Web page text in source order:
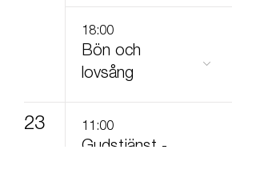
18:00
Bön och
lovsång
23 11:00
Gudstjänst -